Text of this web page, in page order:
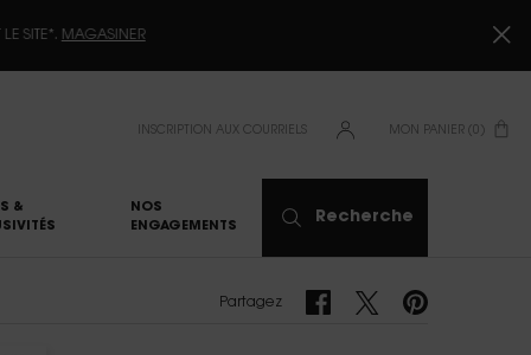
INSCRIPTION AUX COURRIELS MON PANIER 0
0 PRODUCT IN CART
&
NOS
ENGAGEMENTS
Recherche
Partagez Partagez Facebook
Partagez Twitter
Partagez Pinterest